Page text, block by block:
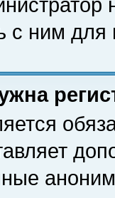
ним для